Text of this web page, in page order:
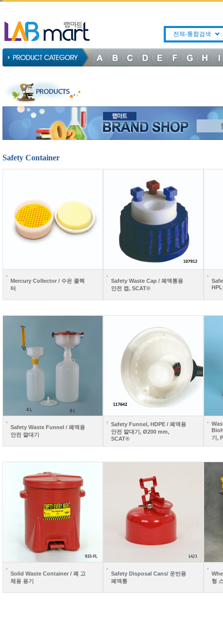
전체-통합검색
Safety Container
Mercury Collector / 수은 콜렉
터
Safety Waste Cap / 폐액통용
안전 캡, SCAT®
Safety Waste Funnel / 폐액용
안전 깔대기
Safety Funnel, HDPE / 폐액용
안전 깔대기, Ø200 mm,
SCAT®
기,
Solid Waste Container / 폐 고
체용 용기
Safety Disposal Cans/ 운반용
폐액통
형